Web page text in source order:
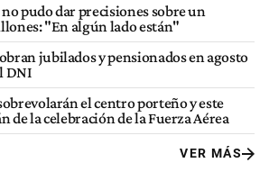
pudo dar precisiones sobre un
"En algún lado están"
jubilados y pensionados en agosto
DNI
el centro porteño y este
de la celebración de la Fuerza Aérea
VER MÁS